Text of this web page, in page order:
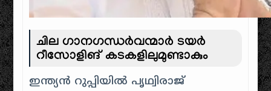
ചില ഗാനഗന്ധർവന്മാർ ടയർ
റീസോളിങ് കടകളിലുമുണ്ടാകും
ഇന്ത്യൻ റുപ്പിയിൽ പൃഥ്വിരാജ്